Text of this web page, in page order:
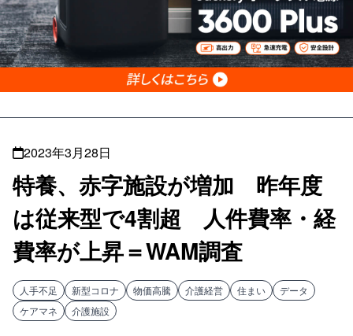
2023年3月28日
特養、赤字施設が増加 昨年度
は従来型で4割超 人件費率・経
費率が上昇＝WAM調査
人手不足 新型コロナ 物価高騰 介護経営 住まい
データ
ケアマネ
介護施設